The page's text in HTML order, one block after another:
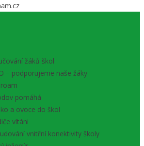
žáků škol
– podporujeme naše žáky
pomáhá
a ovoce do škol
vítáni
vnitřní konektivity školy